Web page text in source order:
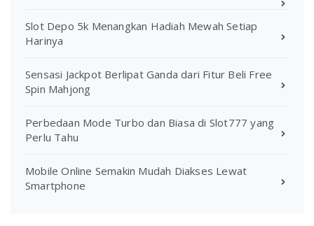
Slot Depo 5k Menangkan Hadiah Mewah Setiap
Harinya
Sensasi Jackpot Berlipat Ganda dari Fitur Beli Free
Spin Mahjong
Perbedaan Mode Turbo dan Biasa di Slot777 yang
Perlu Tahu
Mobile Online Semakin Mudah Diakses Lewat
Smartphone